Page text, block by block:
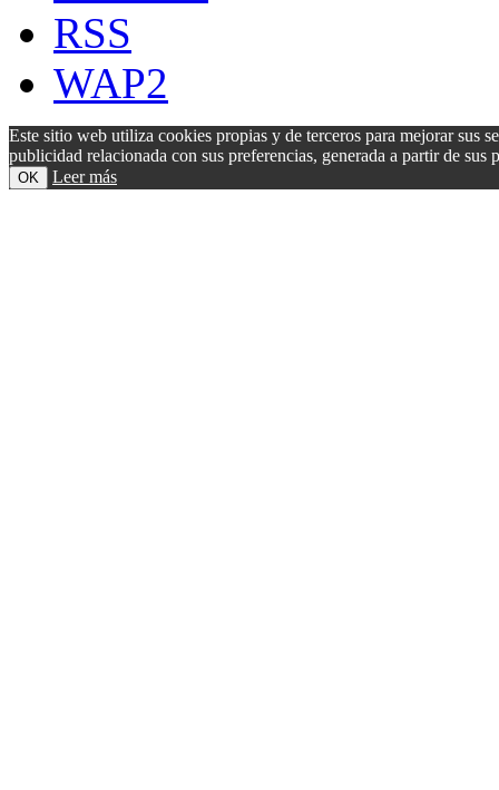
RSS
WAP2
Este sitio web utiliza cookies propias y de terceros para mejorar sus
publicidad relacionada con sus preferencias, generada a partir de
OK Leer más